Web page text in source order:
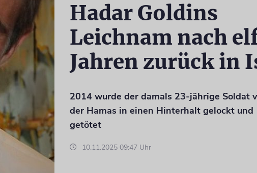
Hadar Goldins
Leichnam nach
Jahren zurück in
2014 wurde der damals 23-jährige Soldat
der Hamas in einen Hinterhalt gelockt und
getötet
10.11.2025 09:47 Uhr